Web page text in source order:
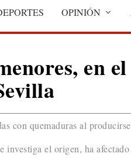
OPINIÓN
en el
con quemaduras al
investiga el origen, ha afectado